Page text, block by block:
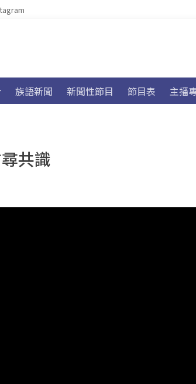
族語新聞 新聞性節目 節目表 主播
共識